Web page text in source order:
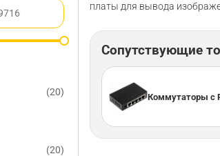
(20)
(20)
платы для вывода
Сопутствующие
Коммутаторы с